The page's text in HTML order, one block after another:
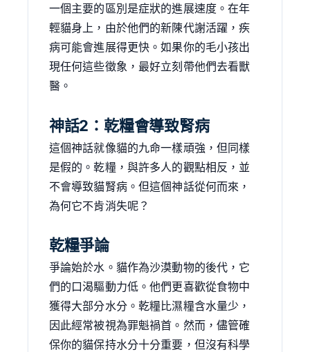
一個主要的區別是症狀的進展速度。在年
輕貓身上，由於他們的新陳代謝活躍，疾
病可能會進展得更快。如果你的毛小孩出
現任何這些徵象，最好立刻帶他們去看獸
醫。
神話2：乾糧會導致腎病
這個神話就像貓的九命一樣頑強，但同樣
是假的。乾糧，與許多人的觀點相反，並
不會導致貓腎病。但這個神話從何而來，
為何它不肯消失呢？
乾糧爭論
爭論始於水。貓作為沙漠動物的後代，它
們的口渴驅動力低。他們更喜歡從食物中
獲得大部分水分。乾糧比濕糧含水量少，
因此經常被視為罪魁禍首。然而，儘管確
保你的貓保持水分十分重要，但沒有科學